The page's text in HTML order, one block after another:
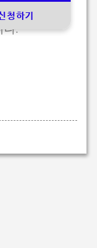
을 지속 가
다.
청하기